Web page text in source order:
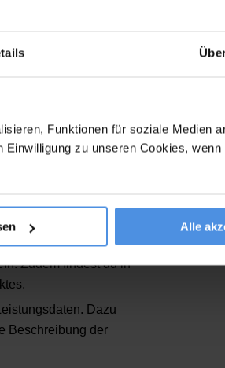
Funktionen für soziale Medien
zu unseren Cookies, wenn
Alle
müssen eine
du die Daten
ist eine
Vertragspartner.
Du trägst hier den
Zudem findest du in
Dazu
Beschreibung der